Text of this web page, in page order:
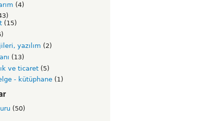
(4)
(15)
yazılım (2)
(13)
ve ticaret (5)
- kütüphane (1)
(50)